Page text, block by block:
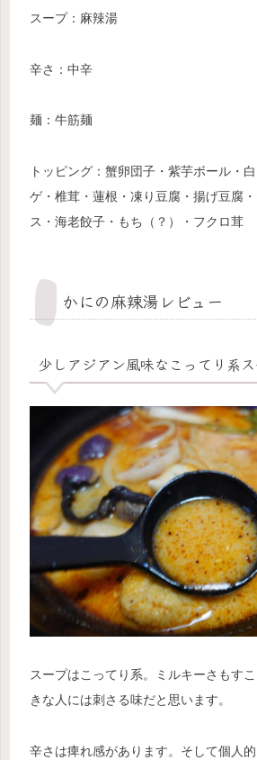
スープ：麻辣湯
辛さ：中辛
麺：牛筋麺
トッピング：蟹卵団子・紫芋ボール・
ゲ・椎茸・蓮根・凍り豆腐・揚げ豆腐
ス・海老餃子・もち（？）
・フクロ茸
かにの麻辣湯レビュー
少しアジアン風味なこってり系
スープはこってり系。ミルキーさもす
きな人には刺さる味だと思います。
辛さは痺れ感があります。そして個人的